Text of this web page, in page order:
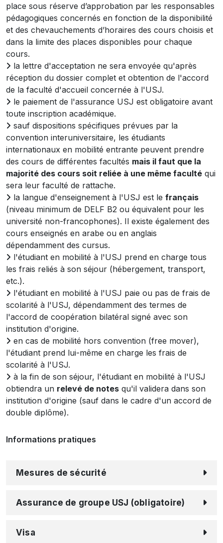
place sous réserve d’approbation par les responsables
pédagogiques concernés en fonction de la disponibilité
et des chevauchements d’horaires des cours choisis et
dans la limite des places disponibles pour chaque
cours.
la lettre d'acceptation ne sera envoyée qu'après
réception du dossier complet et obtention de l'accord
de la faculté d'accueil concernée à l'USJ.
le paiement de l'assurance USJ est obligatoire avant
toute inscription académique.
sauf dispositions spécifiques prévues par la
convention interuniversitaire, les étudiants
internationaux en mobilité entrante peuvent prendre
des cours de différentes facultés mais il faut que la
majorité des cours soit reliée à une même faculté qui
sera leur faculté de rattache.
la langue d'enseignement à l'USJ est le français
(niveau minimum de DELF B2 ou équivalent pour les
université non-francophones). Il existe également des
cours enseignés en arabe ou en anglais
dépendamment des cursus.
l'étudiant en mobilité à l'USJ prend en charge tous
les frais reliés à son séjour (hébergement, transport,
etc.).
l'étudiant en mobilité à l'USJ paie ou pas de frais de
scolarité à l'USJ, dépendamment des termes de
l'accord de coopération bilatéral signé avec son
institution d'origine.
en cas de mobilité hors convention (free mover),
l'étudiant prend lui-même en charge les frais de
scolarité à l'USJ.
à la fin de son séjour, l'étudiant en mobilité à l'USJ
obtiendra un relevé de notes qu'il validera dans son
institution d'origine (sauf dans le cadre d'un accord de
double diplôme).
Informations pratiques
Mesures de sécurité
Assurance de groupe USJ (obligatoire)
Visa